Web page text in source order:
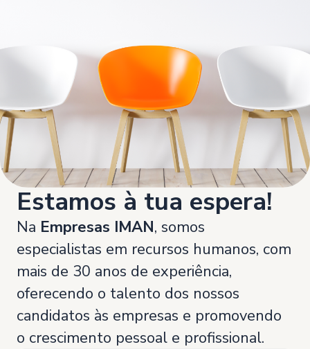
Estamos à tua espera!
Na Empresas IMAN, somos
especialistas em recursos humanos, com
mais de 30 anos de experiência,
oferecendo o talento dos nossos
candidatos às empresas e promovendo
o crescimento pessoal e profissional.